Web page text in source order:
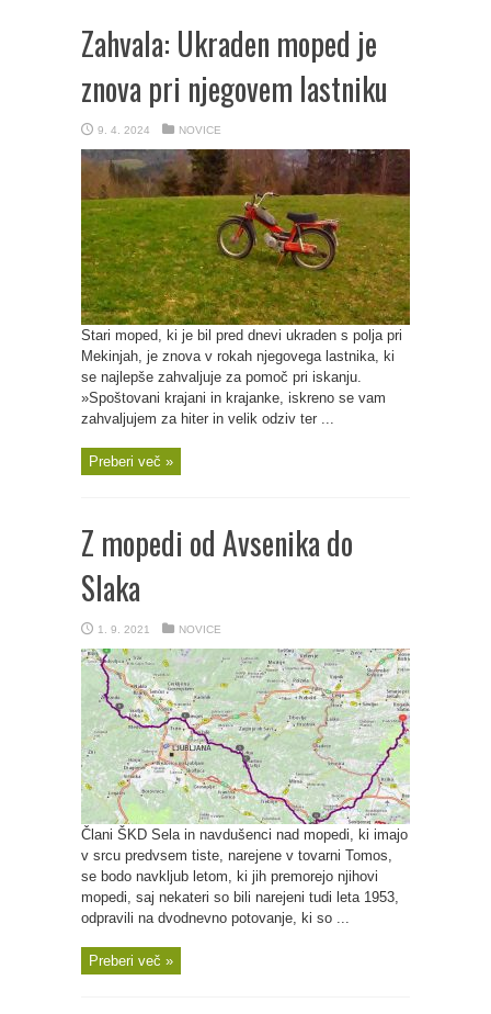
Zahvala: Ukraden moped je
znova pri njegovem lastniku
9. 4. 2024 NOVICE
Stari moped, ki je bil pred dnevi ukraden s polja pri
Mekinjah, je znova v rokah njegovega lastnika, ki
se najlepše zahvaljuje za pomoč pri iskanju.
»Spoštovani krajani in krajanke, iskreno se vam
zahvaljujem za hiter in velik odziv ter ...
Preberi več »
Z mopedi od Avsenika do
Slaka
1. 9. 2021 NOVICE
Člani ŠKD Sela in navdušenci nad mopedi, ki imajo
v srcu predvsem tiste, narejene v tovarni Tomos,
se bodo navkljub letom, ki jih premorejo njihovi
mopedi, saj nekateri so bili narejeni tudi leta 1953,
odpravili na dvodnevno potovanje, ki so ...
Preberi več »